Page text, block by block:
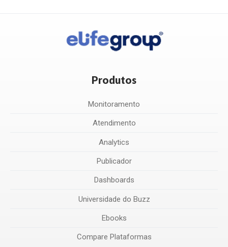
Produtos
Monitoramento
Atendimento
Analytics
Publicador
Dashboards
Universidade do Buzz
Ebooks
Compare Plataformas